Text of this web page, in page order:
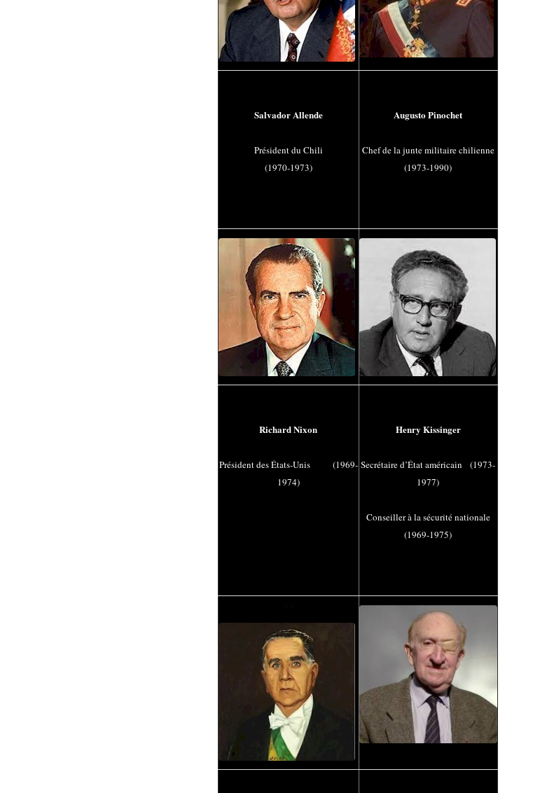
Salvador Allende
Président du Chili
(1970-1973)
Augusto Pinochet
Chef de la junte militaire chilienne
(1973-1990)
Richard Nixon
Président des États-Unis (1969-
1974)
Henry Kissinger
Secrétaire d’État américain(1973-
1977)
Conseiller à la sécurité nationale
(1969-1975)